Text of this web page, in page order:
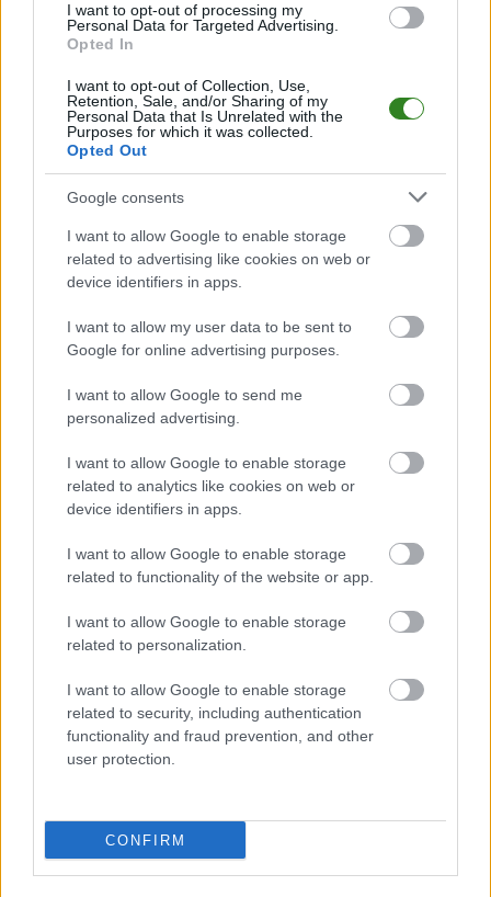
I want to opt-out of processing my
Personal Data for Targeted Advertising.
Opted In
I want to opt-out of Collection, Use,
Retention, Sale, and/or Sharing of my
Personal Data that Is Unrelated with the
Purposes for which it was collected.
Opted Out
Google consents
I want to allow Google to enable storage
related to advertising like cookies on web or
device identifiers in apps.
I want to allow my user data to be sent to
Google for online advertising purposes.
I want to allow Google to send me
personalized advertising.
I want to allow Google to enable storage
related to analytics like cookies on web or
device identifiers in apps.
I want to allow Google to enable storage
related to functionality of the website or app.
I want to allow Google to enable storage
related to personalization.
I want to allow Google to enable storage
related to security, including authentication
functionality and fraud prevention, and other
user protection.
CONFIRM
Mateusz Przybyłowski
ZOBACZ WIĘCEJ (1)
Plan sparingów
Beskidu Równe
2016-01-17 09:47
Piłkarze Beskidu Równe do zajęć po przerwie zimowym wracają
w lutym. Drużyna poznała już plan sparingów. &nbsp; Pierwszy
mecz kontrolny Beskid Równe rozegra 14 lutego z Florianem
Rymanów Zdrój. &nbsp; Wśród późniejszych sparingpartnerów
Beskidu będą m.in. LKS Lubatówka, Grodz...
Beskid Równe - wszystkie powiązane newsy
Asseco Resovia| Developres Rzeszów |ITA TOOLS Stal Mielec
Cellfast Wilki Krosno| Texom Stal Rzeszów|Stal Mielec
Motor Lublin|Stal Rzeszów| Stal Stalowa Wola|Wisła Kraków
Resovia|Wieczysta Kraków
Mecze dziś Wyniki LIVE Transmisje